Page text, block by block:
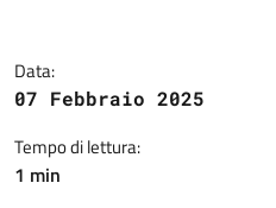
Data:
07 Febbraio 2025
Tempo di lettura:
1 min